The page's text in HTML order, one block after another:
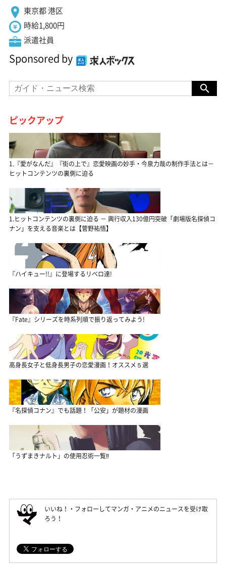
東京都 港区
時給1,800円
派遣社員
Sponsored by
ピックアップ
1.『愛がなんだ』『街の上で』恋愛映画の妙手・今泉力哉の制作手法とは－
ヒットコンテンツの裏側に迫る
1.ヒットコンテンツの裏側に迫る － 興行収入130億円突破「劇場版名探偵コ
ナン」を支える音楽とは【菅野祐悟】
『ハイキュー!!』に登場するリベロ達!
『Fate』シリーズを時系列順で振り返ってみよう!
高身長女子と低身長男子の恋愛漫画！オススメ５選
『名探偵コナン』でも話題！「公安」が題材の漫画
「うずまきナルト」の使用忍術一覧‼
いいね！・フォローしてマンガ・アニメのニュースを受け取
ろう！